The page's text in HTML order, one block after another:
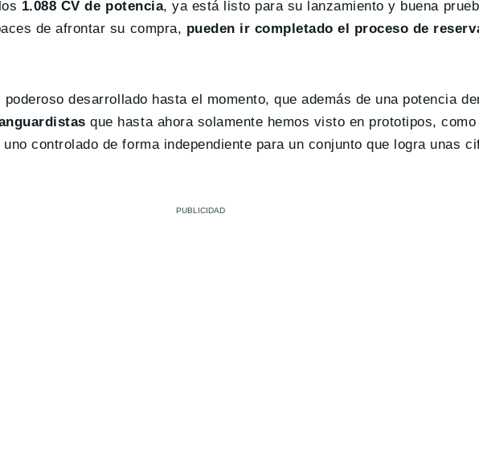
1.088 CV de potencia, ya está listo para su lanzamiento y buena
de afrontar su compra, pueden ir completado el proceso de
desarrollado hasta el momento, que además de una potencia
que hasta ahora solamente hemos visto en prototipos,
uno controlado de forma independiente para un conjunto que logra unas